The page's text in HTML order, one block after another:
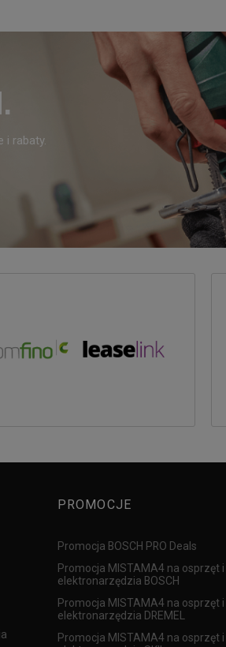
i rabaty.
PROMOCJE
Promocja BOSCH PRO Deals
Promocja MISTAMA4 na osprzęt i
elektronarzędzia BOSCH
Promocja MISTAMA4 na osprzęt i
elektronarzędzia DREMEL
Promocja MISTAMA4 na osprzęt i